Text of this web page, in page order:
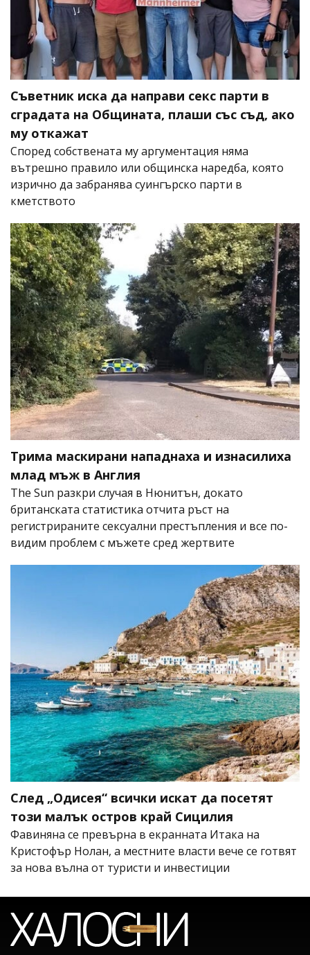
Съветник иска да направи секс парти в
сградата на Общината, плаши със съд, ако
му откажат
Според собствената му аргументация няма
вътрешно правило или общинска наредба, която
изрично да забранява суингърско парти в
кметството
Трима маскирани нападнаха и изнасилиха
млад мъж в Англия
The Sun разкри случая в Нюнитън, докато
британската статистика отчита ръст на
регистрираните сексуални престъпления и все по-
видим проблем с мъжете сред жертвите
След „Одисея“ всички искат да посетят
този малък остров край Сицилия
Фавиняна се превърна в екранната Итака на
Кристофър Нолан, а местните власти вече се готвят
за нова вълна от туристи и инвестиции